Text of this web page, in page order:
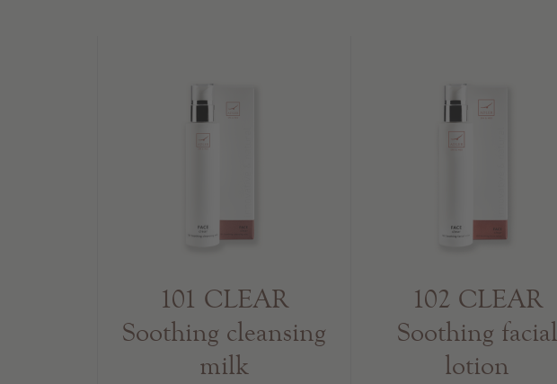
101 CLEAR
Soothing cleansing
milk
102 CLEAR
Soothing facial
lotion